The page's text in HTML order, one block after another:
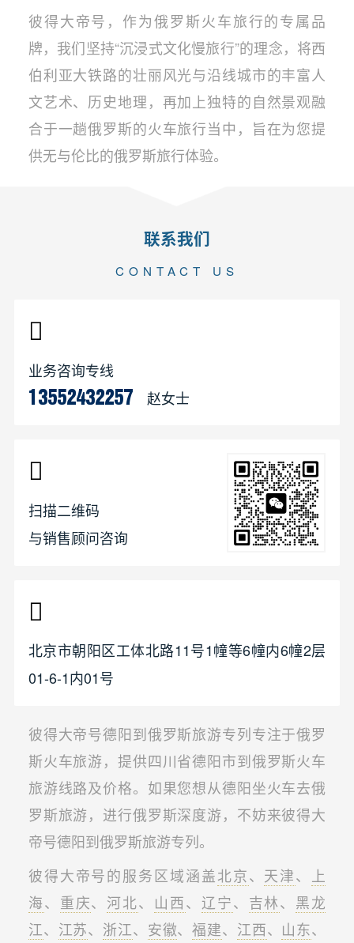
彼得大帝号，作为俄罗斯火车旅行的专属品
牌，我们坚持“沉浸式文化慢旅行”的理念，将西
伯利亚大铁路的壮丽风光与沿线城市的丰富人
文艺术、历史地理，再加上独特的自然景观融
合于一趟俄罗斯的火车旅行当中，旨在为您提
供无与伦比的俄罗斯旅行体验。
联系我们
CONTACT US
业务咨询专线
13552432257 赵女士
扫描二维码
与销售顾问咨询
北京市朝阳区工体北路11号1幢等6幢内6幢2层
01-6-1内01号
彼得大帝号德阳到俄罗斯旅游专列专注于俄罗
斯火车旅游，提供四川省德阳市到俄罗斯火车
旅游线路及价格。如果您想从德阳坐火车去俄
罗斯旅游，进行俄罗斯深度游，不妨来彼得大
帝号德阳到俄罗斯旅游专列。
彼得大帝号的服务区域涵盖北京、 天津、 上
海、 重庆、 河北、 山西、 辽宁、 吉林、 黑龙
江、 江苏、 浙江、 安徽、福建、 江西、 山东、